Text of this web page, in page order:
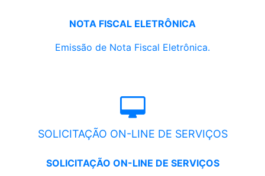
NOTA FISCAL ELETRÔNICA
Emissão de Nota Fiscal Eletrônica.
SOLICITAÇÃO ON-LINE DE SERVIÇOS
SOLICITAÇÃO ON-LINE DE SERVIÇOS